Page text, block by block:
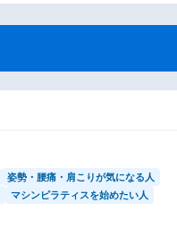
姿勢・腰痛・肩こりが気になる人
マシンピラティスを始めたい人